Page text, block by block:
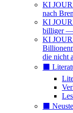
KI
nach
KI
billiger —
KI
die nicht
⬛️
⬛️